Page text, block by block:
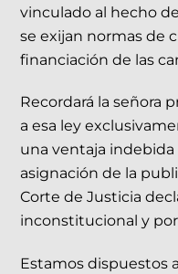
vinculado al hecho
se exijan normas de
financiación de las
Recordará la señora
a esa ley
una ventaja
asignación de la
Corte de Justicia
inconstitucional y
Estamos dispuestos